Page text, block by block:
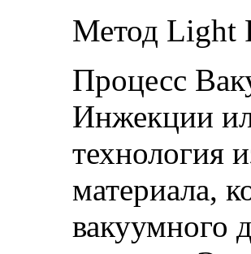
Метод Light
Процесс
Инжекции
технология
материала,
вакуумного